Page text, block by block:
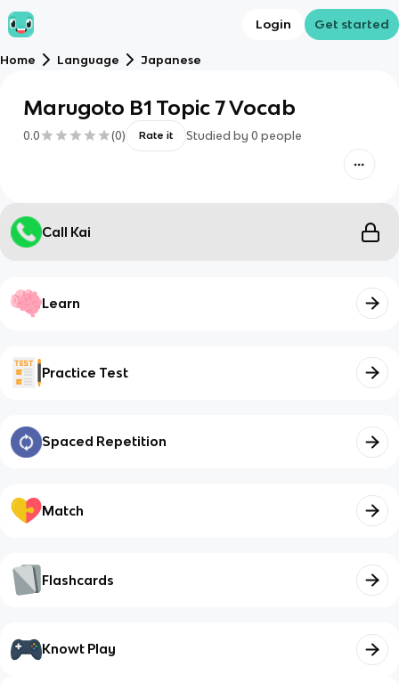
Login Get started
Home Language Japanese
Marugoto B1 Topic 7 Vocab
0.0 (0) Rate it Studied by 0 people
Call Kai
Learn
Practice Test
Spaced Repetition
Match
Flashcards
Knowt Play